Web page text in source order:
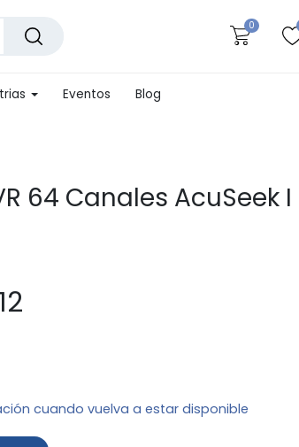
0
Eventos Blog
64 Canales AcuSeek I
cuando vuelva a estar disponible